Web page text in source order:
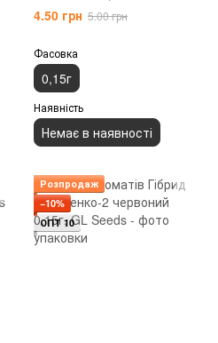
4.50 грн 5.00 грн
Фасовка
0,15г
Наявність
Немає в наявності
Розпродаж
−10%
ОПТ 10